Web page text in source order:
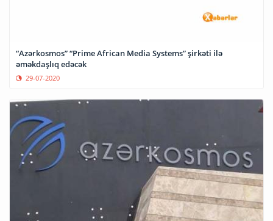
“Azərkosmos” “Prime African Media Systems” şirkəti ilə
əməkdaşlıq edəcək
29-07-2020